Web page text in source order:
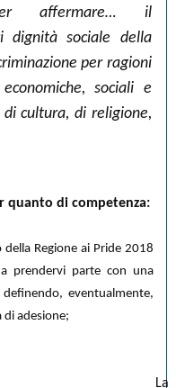
affermare… il
dignità sociale della
per ragioni
sociali e
cultura, di religione,
quanto di competenza:
Regione ai Pride 2018
prendervi parte con una
eventualmente,
adesione;
La